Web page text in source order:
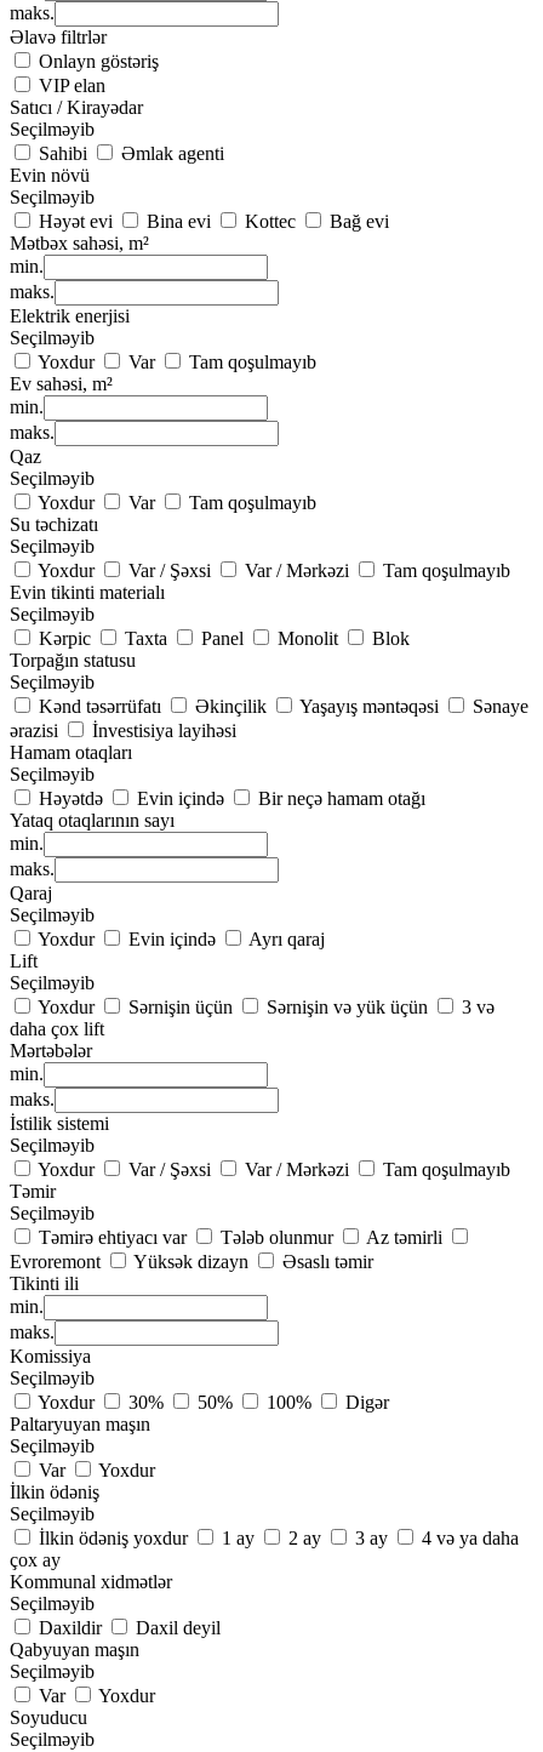
maks.
Əlavə filtrlər
Onlayn göstəriş
VIP elan
Satıcı / Kirayədar
Seçilməyib
Sahibi
Əmlak agenti
Evin növü
Seçilməyib
Həyət evi
Bina evi Kottec
Bağ evi
Mətbəx sahəsi, m²
min.
maks.
Elektrik enerjisi
Seçilməyib
Yoxdur
Var
Tam qoşulmayıb
Ev sahəsi, m²
min.
maks.
Qaz
Seçilməyib
Yoxdur
Var
Tam qoşulmayıb
Su təchizatı
Seçilməyib
Yoxdur
Var / Şəxsi Var / Mərkəzi
Tam qoşulmayıb
Evin tikinti materialı
Seçilməyib
Kərpic
Taxta Panel Monolit
Blok
Torpağın statusu
Seçilməyib
Kənd təsərrüfatı
Əkinçilik Yaşayış məntəqəsi
Sənaye
ərazisi
İnvestisiya layihəsi
Hamam otaqları
Seçilməyib
Həyətdə
Evin içində
Bir neçə hamam otağı
Yataq otaqlarının sayı
min.
maks.
Qaraj
Seçilməyib
Yoxdur
Evin içində
Ayrı qaraj
Lift
Seçilməyib
Yoxdur
Sərnişin üçün Sərnişin və yük üçün
3 və
daha çox lift
Mərtəbələr
min.
maks.
İstilik sistemi
Seçilməyib
Yoxdur
Var / Şəxsi Var / Mərkəzi
Tam qoşulmayıb
Təmir
Seçilməyib
Təmirə ehtiyacı var
Tələb olunmur
Az təmirli
Evroremont
Yüksək dizayn
Əsaslı təmir
Tikinti ili
min.
maks.
Komissiya
Seçilməyib
Yoxdur
30% 50% 100%
Digər
Paltaryuyan maşın
Seçilməyib
Var
Yoxdur
İlkin ödəniş
Seçilməyib
İlkin ödəniş yoxdur
1 ay 2 ay 3 ay
4 və ya daha
çox ay
Kommunal xidmətlər
Seçilməyib
Daxildir
Daxil deyil
Qabyuyan maşın
Seçilməyib
Var
Yoxdur
Soyuducu
Seçilməyib